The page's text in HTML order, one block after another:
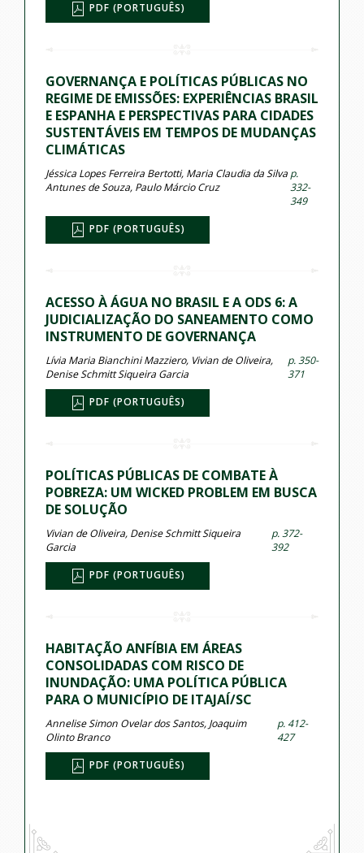
PDF (PORTUGUÊS)
GOVERNANÇA E POLÍTICAS PÚBLICAS NO
REGIME DE EMISSÕES: EXPERIÊNCIAS BRASIL
E ESPANHA E PERSPECTIVAS PARA CIDADES
SUSTENTÁVEIS EM TEMPOS DE MUDANÇAS
CLIMÁTICAS
Jéssica Lopes Ferreira Bertotti, Maria Claudia da Silva
Antunes de Souza, Paulo Márcio Cruz
p.
332-
349
PDF (PORTUGUÊS)
ACESSO À ÁGUA NO BRASIL E A ODS 6: A
JUDICIALIZAÇÃO DO SANEAMENTO COMO
INSTRUMENTO DE GOVERNANÇA
Lívia Maria Bianchini Mazziero, Vivian de Oliveira,
Denise Schmitt Siqueira Garcia
p. 350-
371
PDF (PORTUGUÊS)
POLÍTICAS PÚBLICAS DE COMBATE À
POBREZA: UM WICKED PROBLEM EM BUSCA
DE SOLUÇÃO
Vivian de Oliveira, Denise Schmitt Siqueira
Garcia
p. 372-
392
PDF (PORTUGUÊS)
HABITAÇÃO ANFÍBIA EM ÁREAS
CONSOLIDADAS COM RISCO DE
INUNDAÇÃO: UMA POLÍTICA PÚBLICA
PARA O MUNICÍPIO DE ITAJAÍ/SC
Annelise Simon Ovelar dos Santos, Joaquim
Olinto Branco
p. 412-
427
PDF (PORTUGUÊS)